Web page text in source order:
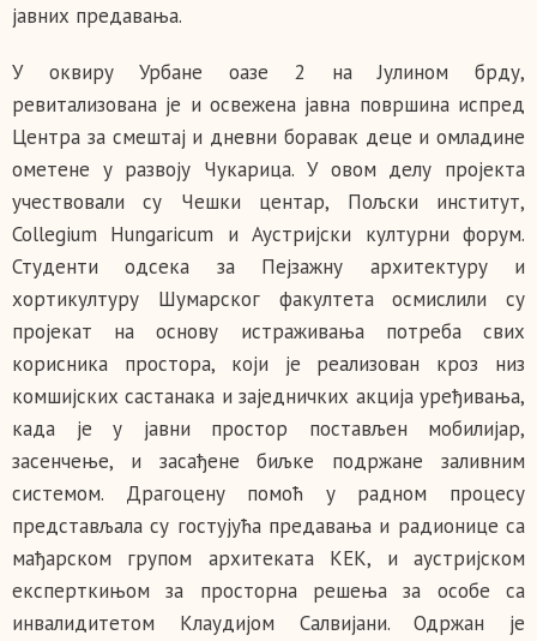
јавних предавања.
У оквиру Урбане оазе 2 на Јулином брду,
ревитализована је и освежена јавна површина испред
Центра за смештај и дневни боравак деце и омладине
ометене у развоју Чукарица. У овом делу пројекта
учествовали су Чешки центар, Пољски институт,
Collegium Hungaricum и Аустријски културни форум.
Студенти одсека за Пејзажну архитектуру и
хортикултуру Шумарског факултета осмислили су
пројекат на основу истраживања потреба свих
корисника простора, који је реализован кроз низ
комшијских састанака и заједничких акција уређивања,
када је у јавни простор постављен мобилијар,
засенчење, и засађене биљке подржане заливним
системом. Драгоцену помоћ у радном процесу
представљала су гостујућа предавања и радионице са
мађарском групом архитеката КЕК, и аустријском
експерткињом за просторна решења за особе са
инвалидитетом Клаудијом Салвијани. Одржан је